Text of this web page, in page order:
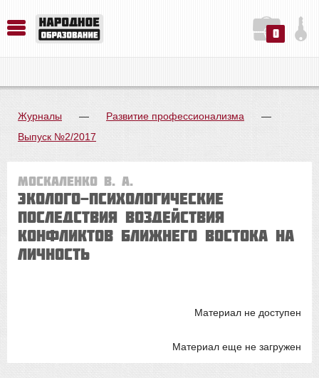
0
Журналы — Развитие профессионализма
—
Выпуск №2/2017
Москаленко В. А.
ЭКОЛОГО-ПСИХОЛОГИЧЕСКИЕ
ПОСЛЕДСТВИЯ ВОЗДЕЙСТВИЯ
КОНФЛИКТОВ БЛИЖНЕГО ВОСТОКА НА
ЛИЧНОСТЬ
Материал не доступен
Материал еще не загружен